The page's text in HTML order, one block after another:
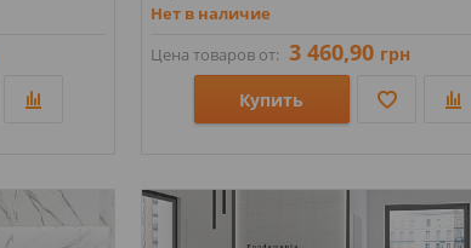
Нет в наличие
Цена товаров от: 3 460,90 грн
Купить
Стили: Моноколор;
Цвета: